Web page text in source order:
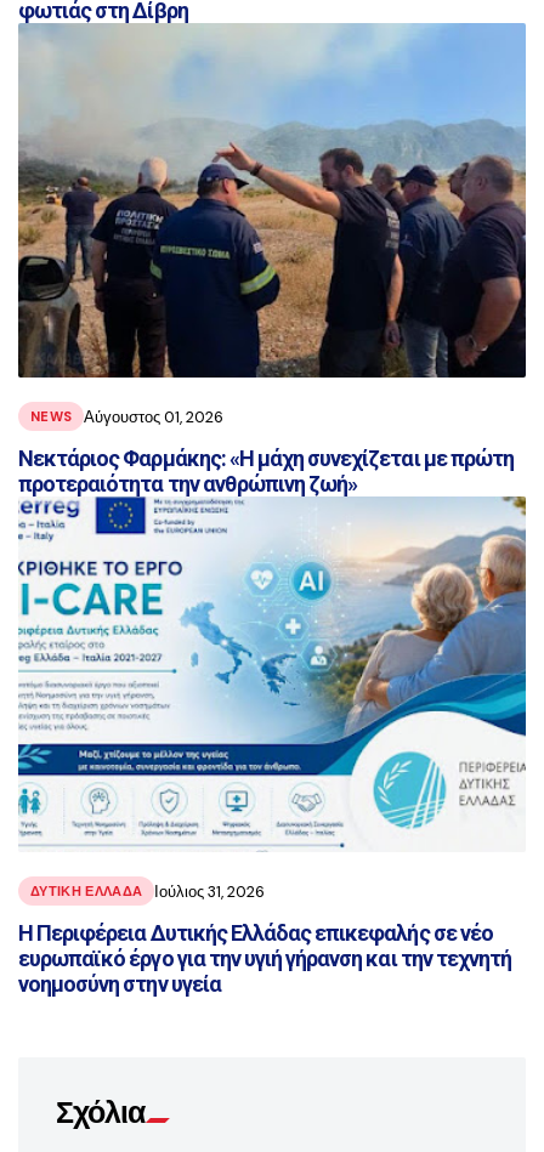
φωτιάς στη Δίβρη
NEWS Αύγουστος 01, 2026
Νεκτάριος Φαρμάκης: «Η μάχη συνεχίζεται με πρώτη
προτεραιότητα την ανθρώπινη ζωή»
ΔΥΤΙΚΗ ΕΛΛΑΔΑ Ιούλιος 31, 2026
Η Περιφέρεια Δυτικής Ελλάδας επικεφαλής σε νέο
ευρωπαϊκό έργο για την υγιή γήρανση και την τεχνητή
νοημοσύνη στην υγεία
Σχόλια